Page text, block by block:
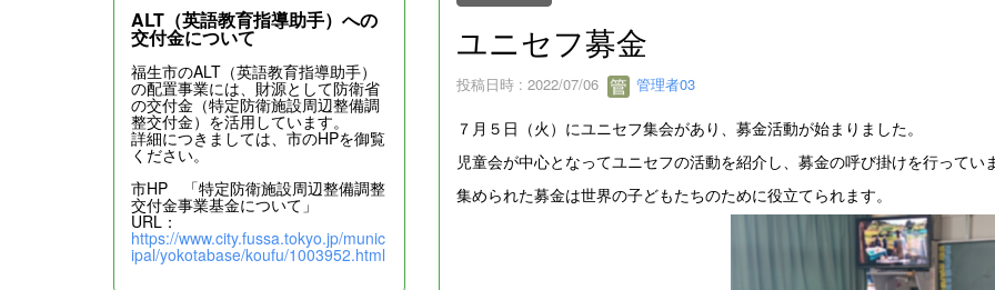
ユニセフ募金
投稿日時 : 2022/07/06 管理者03
７月５日（火）にユニセフ集会があり、募金活動が始まりました。
児童会が中心となってユニセフの活動を紹介し、募金の呼び掛けを行ってい
集められた募金は世界の子どもたちのために役立てられます。
ALT（英語教育指導助手）への
交付金について
福生市のALT（英語教育指導助手）
の配置事業には、財源として防衛省
の交付金（特定防衛施設周辺整備調
整交付金）を活用しています。
詳細につきましては、市のHPを御覧
ください。
市HP 「特定防衛施設周辺整備調整
交付金事業基金について」
URL：
https://www.city.fussa.tokyo.jp/munic
ipal/yokotabase/koufu/1003952.html